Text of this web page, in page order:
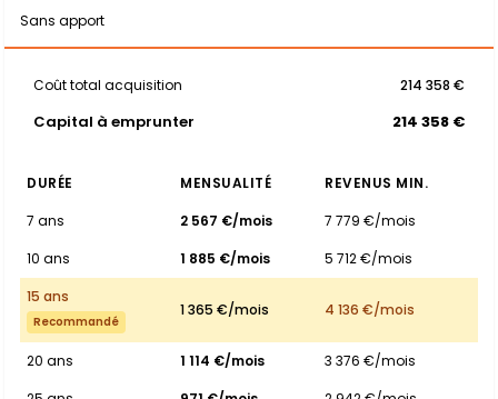
Sans apport
Coût total acquisition 214 358 €
Capital à emprunter 214 358 €
DURÉE MENSUALITÉ
REVENUS MIN.
7 ans
2 567 €/mois
7 779 €/mois
10 ans
1 885 €/mois
5 712 €/mois
15 ans
Recommandé
1 365 €/mois 4 136 €/mois
20 ans 1 114 €/mois
3 376 €/mois